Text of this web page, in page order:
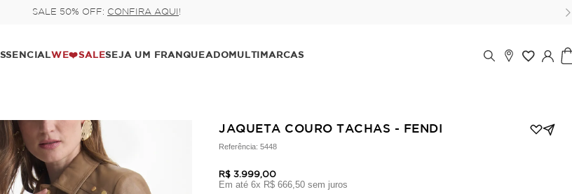
ou parcele no cartão em até 6x (parcela mínima de 100 reais) sem juros!
WE❤️SALESEJA UM FRANQUEADO MULTIMARCAS
JAQUETA COURO TACHAS - FENDI
Referência:5448
R$ 3.999,00
Em até6x R$ 666,50 sem juros